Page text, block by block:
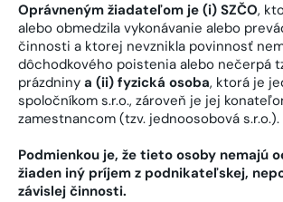
Oprávneným žiadateľom je (i) SZČO,
alebo obmedzila vykonávanie alebo
činnosti a ktorej nevznikla povinnosť
dôchodkového poistenia alebo nečerpá
prázdniny a (ii) fyzická osoba, ktorá je
spoločníkom s.r.o., zároveň je jej
zamestnancom (tzv. jednoosobová s.r.o.).
Podmienkou je, že tieto osoby nemajú
žiaden iný príjem z podnikateľskej,
závislej činnosti.